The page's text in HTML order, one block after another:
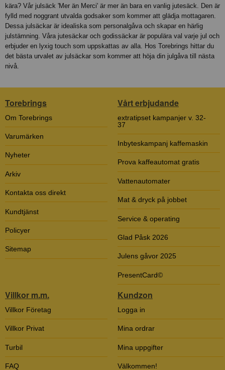
kära? Vår julsäck 'Mer än Merci' är mer än bara en vanlig jutesäck. Den är
fylld med noggrant utvalda godsaker som kommer att glädja mottagaren.
Dessa julsäckar är idealiska som personalgåva och skapar en härlig
julstämning. Våra jutesäckar och godissäckar är populära val varje jul och
erbjuder en lyxig touch som uppskattas av alla. Hos Torebrings hittar du
det bästa urvalet av julsäckar som kommer att höja din julgåva till nästa
nivå.
Torebrings
Om Torebrings
Varumärken
Nyheter
Arkiv
Kontakta oss direkt
Kundtjänst
Policyer
Sitemap
Vårt erbjudande
extratipset kampanjer v. 32-
37
Inbyteskampanj kaffemaskin
Prova kaffeautomat gratis
Vattenautomater
Mat & dryck på jobbet
Service & operating
Glad Påsk 2026
Julens gåvor 2025
PresentCard©
Villkor m.m.
Villkor Företag
Villkor Privat
Turbil
FAQ
Kundzon
Logga in
Mina ordrar
Mina uppgifter
Välkommen!